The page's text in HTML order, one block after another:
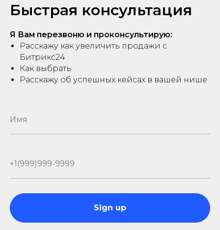
Быстрая консультация
Я Вам перезвоню и проконсультирую:
Расскажу как увеличить продажи с
Битрикс24
Как выбрать
Расскажу об успешных кейсах в вашей нише
Sign up